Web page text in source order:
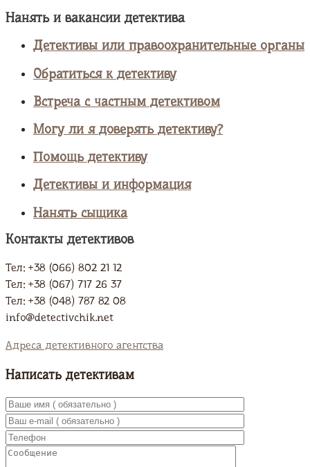
Нанять и вакансии детектива
Детективы или правоохранительные органы
Обратиться к детективу
Встреча с частным детективом
Могу ли я доверять детективу?
Помощь детективу
Детективы и информация
Нанять сыщика
Контакты детективов
Тел: +38 (066) 802 21 12
Тел: +38 (067) 717 26 37
Тел: +38 (048) 787 82 08
info@detectivchik.net
Адреса детективного агентства
Написать детективам